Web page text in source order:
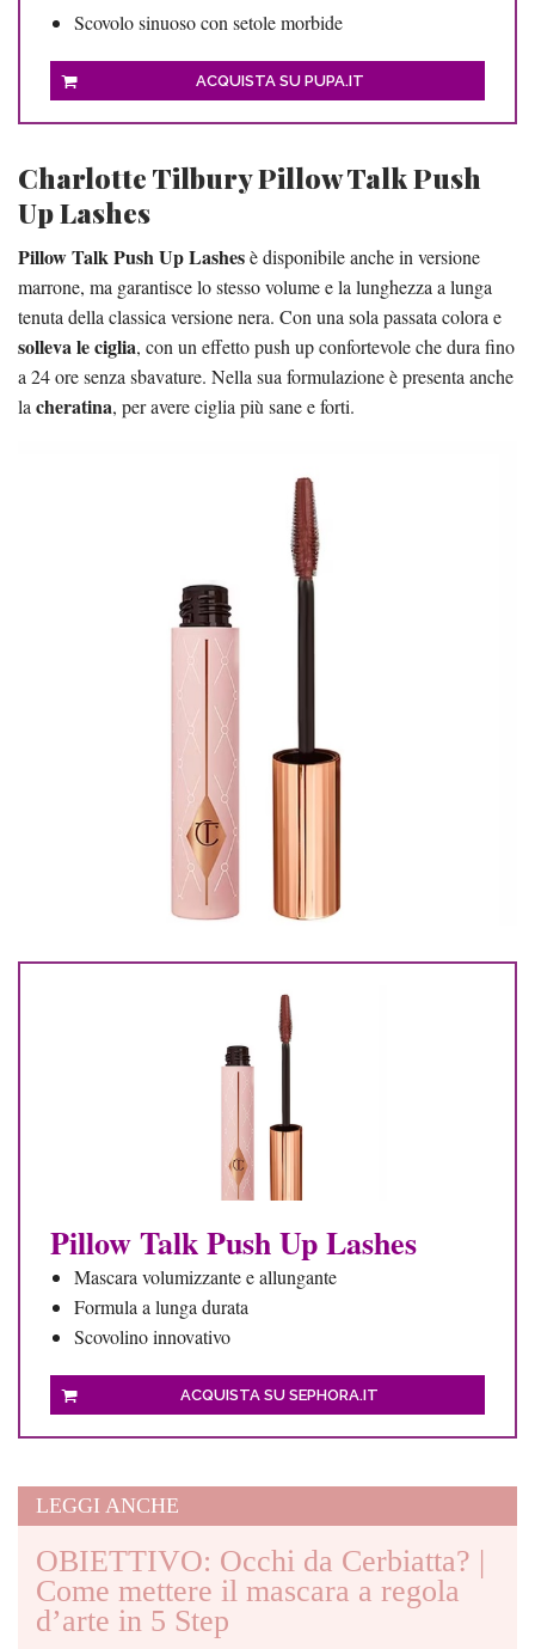
Scovolo sinuoso con setole morbide
ACQUISTA SU PUPA.IT
Charlotte Tilbury Pillow Talk Push
Up Lashes
Pillow Talk Push Up Lashesè disponibile anche in versione
marrone, ma garantisce lo stesso volume e la lunghezza a lunga
tenuta della classica versione nera. Con una sola passata colora e
solleva le ciglia, con un effetto push up confortevole che dura fino
a 24 ore senza sbavature. Nella sua formulazione è presenta anche
la cheratina, per avere ciglia più sane e forti.
Pillow Talk Push Up Lashes
Mascara volumizzante e allungante
Formula a lunga durata
Scovolino innovativo
ACQUISTA SU SEPHORA.IT
LEGGI ANCHE
OBIETTIVO: Occhi da Cerbiatta? |
Come mettere il mascara a regola
d’arte in 5 Step